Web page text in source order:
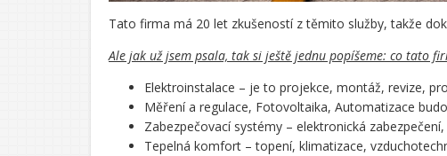
Tato firma má 20 let zkušeností z těmito služby, takže
Ale jak už jsem psala, tak si ještě jednu popíšeme: co tato
Elektroinstalace – je to projekce, montáž, revize,
Měření a regulace, Fotovoltaika, Automatizace
Zabezpečovací systémy – elektronická
Tepelná komfort – topení, klimatizace,